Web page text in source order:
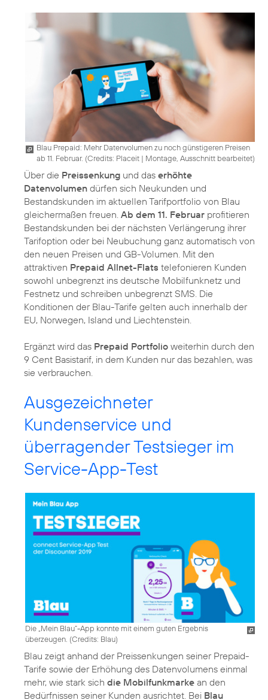
Blau Prepaid: Mehr Datenvolumen zu noch günstigeren Preisen
ab 11. Februar. (Credits: Placeit | Montage, Ausschnitt bearbeitet)
Über die Preissenkung und das erhöhte
Datenvolumen dürfen sich Neukunden und
Bestandskunden im aktuellen Tarifportfolio von Blau
gleichermaßen freuen. Ab dem 11. Februar profitieren
Bestandskunden bei der nächsten Verlängerung ihrer
Tarifoption oder bei Neubuchung ganz automatisch von
den neuen Preisen und GB-Volumen. Mit den
attraktiven Prepaid Allnet-Flats telefonieren Kunden
sowohl unbegrenzt ins deutsche Mobilfunknetz und
Festnetz und schreiben unbegrenzt SMS. Die
Konditionen der Blau-Tarife gelten auch innerhalb der
EU, Norwegen, Island und Liechtenstein.
Ergänzt wird das Prepaid Portfolio weiterhin durch den
9 Cent Basistarif, in dem Kunden nur das bezahlen, was
sie verbrauchen.
Ausgezeichneter
Kundenservice und
überragender Testsieger im
Service-App-Test
Die „Mein Blau“-App konnte mit einem guten Ergebnis
überzeugen. (Credits: Blau)
Blau zeigt anhand der Preissenkungen seiner Prepaid-
Tarife sowie der Erhöhung des Datenvolumens einmal
mehr, wie stark sich die Mobilfunkmarke an den
Bedürfnissen seiner Kunden ausrichtet. Bei Blau